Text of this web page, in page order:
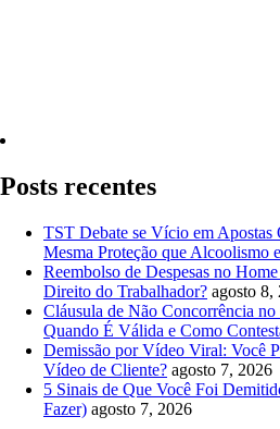
Posts recentes
TST Debate se Vício em
Mesma Proteção que Alcoolismo
Reembolso de Despesas no
Direito do Trabalhador? agosto 8,
Cláusula de Não Concorrência
Quando É Válida e Como
Demissão por Vídeo Viral: Você
Vídeo de Cliente? agosto 7, 2026
5 Sinais de Que Você Foi
Fazer) agosto 7, 2026